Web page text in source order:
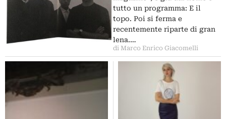
tutto un programma: E il
topo. Poi si ferma e
recentemente riparte di gran
lena.…
di Marco Enrico Giacomelli